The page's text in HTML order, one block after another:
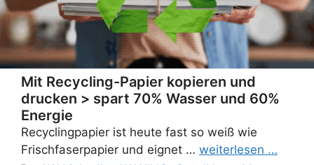
Mit Recycling-Papier kopieren und
drucken > spart 70% Wasser und 60%
Energie
Recyclingpapier ist heute fast so weiß wie
Frischfaserpapier und eignet … weiterlesen …